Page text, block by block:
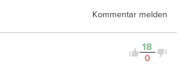
Kommentar melden
18
0